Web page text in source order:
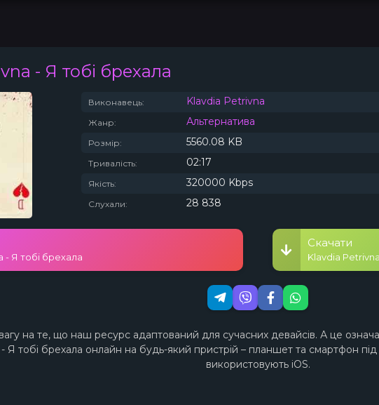
Топ 100 Тренди
- Я тобі брехала
Виконавець: Klavdia Petrivna
Жанр: Альтернатива
Розмір: 5560.08 KB
Тривалість: 02:17
Якість: 320000 Kbps
Слухали: 28 838
- Я тобі брехала
Скачати
Klavdia
на те, що наш ресурс адаптований для сучасних девайсів. А це
Я тобі брехала онлайн на будь-який пристрій – планшет та смартфон
використовують iOS.